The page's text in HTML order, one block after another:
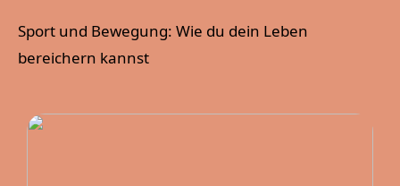
Sport und Bewegung: Wie du dein Leben
bereichern kannst